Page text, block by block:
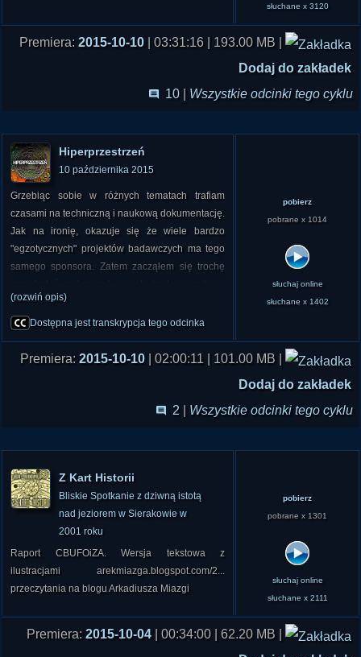
słuchane x 3120
Premiera: 2015-10-10 | 03:31:16 | 193.00 MB |
Dodaj do zakładek
10
Wszystkie odcinki tego cyklu
Hiperprzestrzeń
10 października 2015
Grzebiąc sobie w różnych tematach trafiam
czasami na techniczną i naukową dokumentację.
Jak na ironię, okazuje się że wiele bardzo
"egzotycznych" projektów badawczych ma tego
samego sponsora. Zatem zacząłem się trochę
sobie pytanie czego szuka ten wszechobecny
sponsor - i powstała z tego pewna hipoteza.
(rozwiń opis)
Dostępna jest transkrypcja tego odcinka
pobierz
pobrane x 1014
słuchaj online
słuchane x 1402
Premiera: 2015-10-10 | 02:00:11 | 101.00 MB |
Dodaj do zakładek
2
Wszystkie odcinki tego cyklu
Z Kart Historii
Bliskie Spotkanie z dziwną istotą
nad jeziorem w Sierakowie w
2001 roku
Raport CBUFOiZA. Wersja tekstowa z
ilustracjami arekmiazga.blogspot.com/2...
przeczytania na blogu Arkadiusza Miazgi
pobierz
pobrane x 1301
słuchaj online
słuchane x 2111
Premiera: 2015-10-04 | 00:34:00 | 62.20 MB |